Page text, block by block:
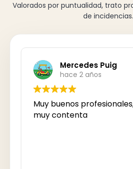
Valorados por puntualidad, trato
de incidencias.
Mercedes Puig
hace 2 años
Muy buenos
muy contenta